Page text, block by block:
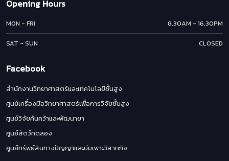
Opening Hours
MON - FRI 8.30AM - 16.30PM
SAT - SUN CLOSED
Facebook
สำนักงานวิทยาศาสตร์และเทคโนโลยีชั้นสูง
ศูนย์เครื่องมือวิทยาศาสตร์เพื่อการวิจัยชั้นสูง
ศูนย์วิจัยค้นคว้าและพัฒนายา
ศูนย์สัตว์ทดลอง
ศูนย์ทรัพย์สินทางปัญญาและบ่มเพาะวิสาหกิจ